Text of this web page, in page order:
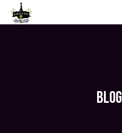
BLOG